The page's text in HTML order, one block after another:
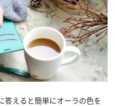
答えると簡単にオーラの色を